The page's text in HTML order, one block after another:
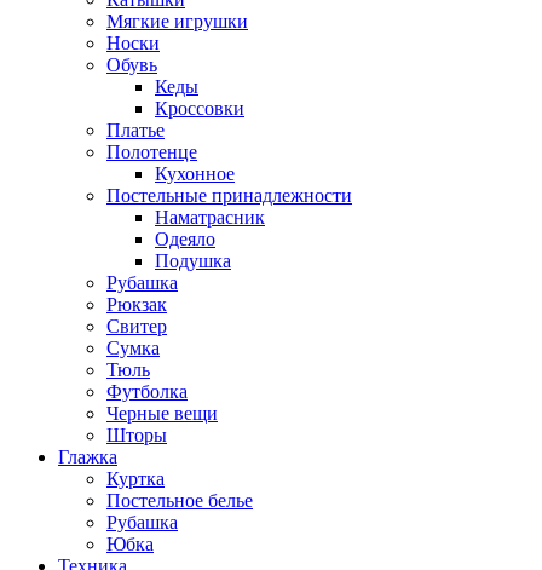
Мягкие игрушки
Носки
Обувь
Кеды
Кроссовки
Платье
Полотенце
Кухонное
Постельные принадлежности
Наматрасник
Одеяло
Подушка
Рубашка
Рюкзак
Свитер
Сумка
Тюль
Футболка
Черные вещи
Шторы
Глажка
Куртка
Постельное белье
Рубашка
Юбка
Техника